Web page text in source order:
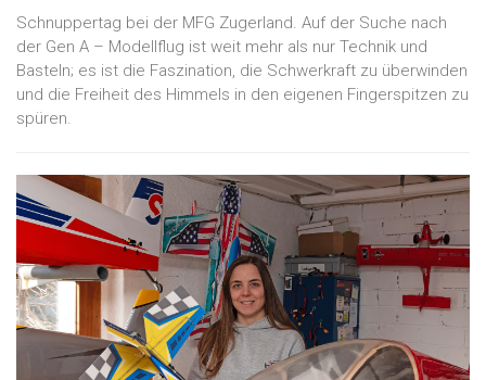
Schnuppertag bei der MFG Zugerland. Auf der Suche nach
der Gen A – Modellflug ist weit mehr als nur Technik und
Basteln; es ist die Faszination, die Schwerkraft zu überwinden
und die Freiheit des Himmels in den eigenen Fingerspitzen zu
spüren.